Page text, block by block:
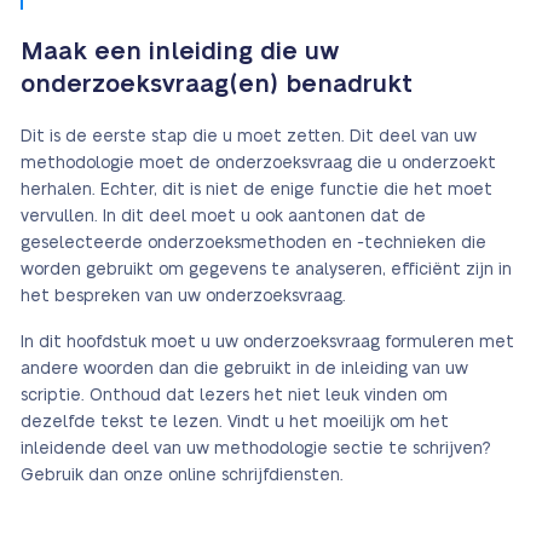
Maak een inleiding die uw
onderzoeksvraag(en) benadrukt
Dit is de eerste stap die u moet zetten. Dit deel van uw
methodologie moet de onderzoeksvraag die u onderzoekt
herhalen. Echter, dit is niet de enige functie die het moet
vervullen. In dit deel moet u ook aantonen dat de
geselecteerde onderzoeksmethoden en -technieken die
worden gebruikt om gegevens te analyseren, efficiënt zijn in
het bespreken van uw onderzoeksvraag.
In dit hoofdstuk moet u uw onderzoeksvraag formuleren met
andere woorden dan die gebruikt in de inleiding van uw
scriptie. Onthoud dat lezers het niet leuk vinden om
dezelfde tekst te lezen. Vindt u het moeilijk om het
inleidende deel van uw methodologie sectie te schrijven?
Gebruik dan onze online schrijfdiensten.